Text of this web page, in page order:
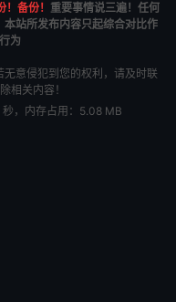
备份！ 重要事情说三遍！任何
站所发布内容只起综合对比作
为
意侵犯到您的权利，请及时联
相关内容！
，内存占用：5.08 MB